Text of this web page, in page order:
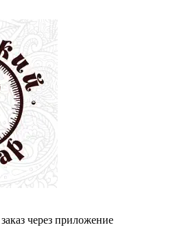
через приложение